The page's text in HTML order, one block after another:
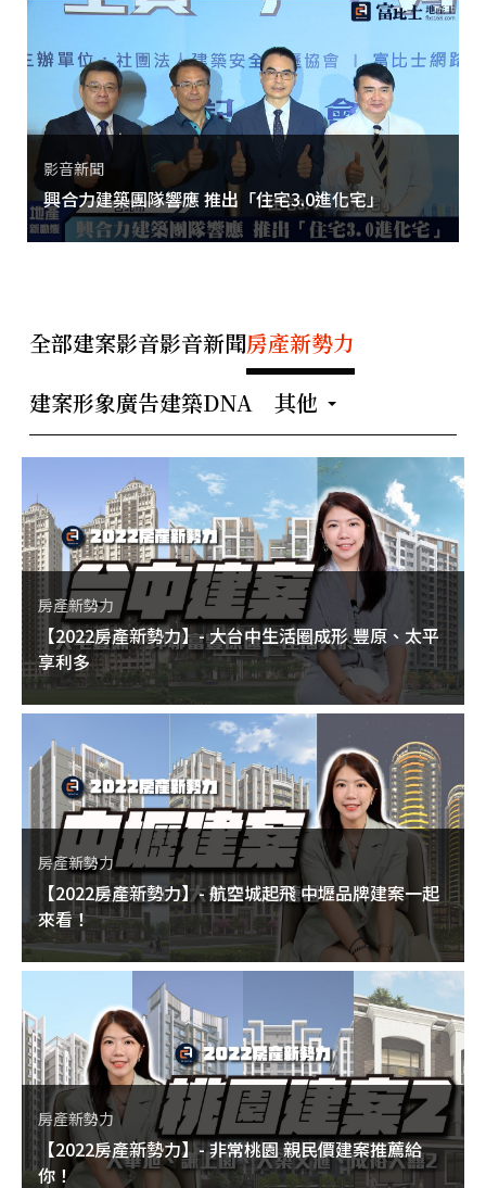
影音新聞
興合力建築團隊響應 推出「住宅3.0進化宅」
全部建案影音影音新聞房產新勢力
建案形象廣告建築DNA 其他
房產新勢力
【2022房產新勢力】- 大台中生活圈成形 豐原、太平
享利多
房產新勢力
【2022房產新勢力】- 航空城起飛 中壢品牌建案一起
來看！
房產新勢力
【2022房產新勢力】- 非常桃園 親民價建案推薦給
你！